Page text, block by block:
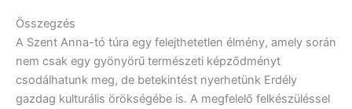
Összegzés
A Szent Anna-tó túra egy felejthetetlen élmény, amely során
nem csak egy gyönyörű természeti képződményt
csodálhatunk meg, de betekintést nyerhetünk Erdély
gazdag kulturális örökségébe is. A megfelelő felkészüléssel